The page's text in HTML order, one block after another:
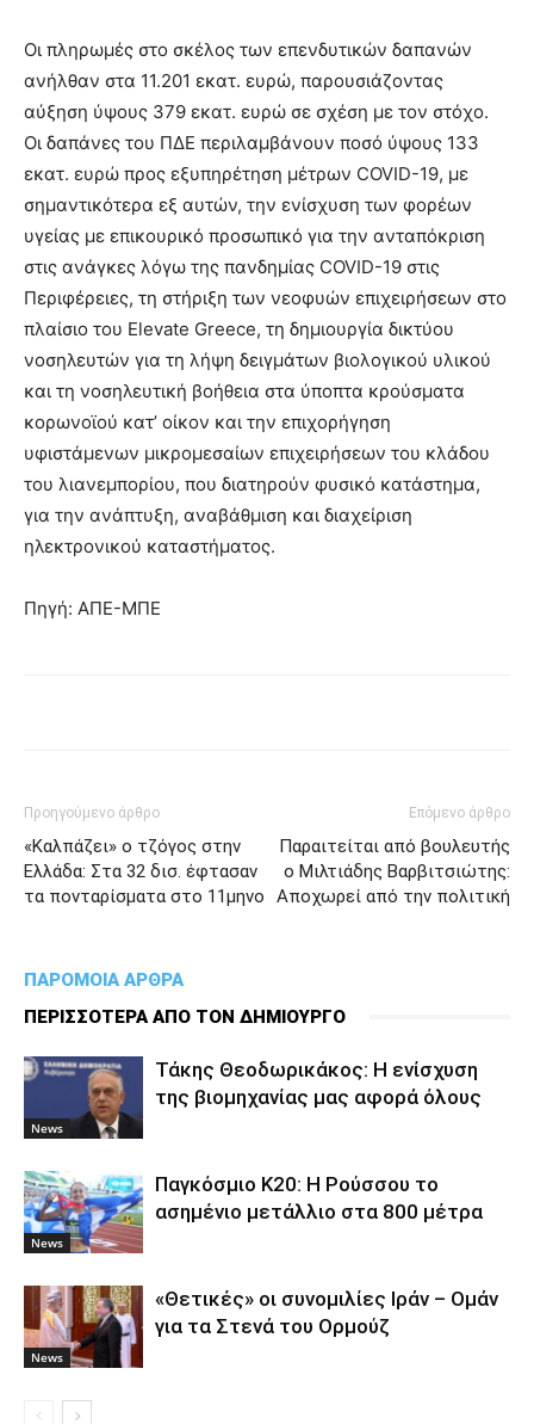
Οι πληρωμές στο σκέλος των επενδυτικών δαπανών
ανήλθαν στα 11.201 εκατ. ευρώ, παρουσιάζοντας
αύξηση ύψους 379 εκατ. ευρώ σε σχέση με τον στόχο.
Οι δαπάνες του ΠΔΕ περιλαμβάνουν ποσό ύψους 133
εκατ. ευρώ προς εξυπηρέτηση μέτρων COVID-19, με
σημαντικότερα εξ αυτών, την ενίσχυση των φορέων
υγείας με επικουρικό προσωπικό για την ανταπόκριση
στις ανάγκες λόγω της πανδημίας COVID-19 στις
Περιφέρειες, τη στήριξη των νεοφυών επιχειρήσεων στο
πλαίσιο του Elevate Greece, τη δημιουργία δικτύου
νοσηλευτών για τη λήψη δειγμάτων βιολογικού υλικού
και τη νοσηλευτική βοήθεια στα ύποπτα κρούσματα
κορωνοϊού κατ’ οίκον και την επιχορήγηση
υφιστάμενων μικρομεσαίων επιχειρήσεων του κλάδου
του λιανεμπορίου, που διατηρούν φυσικό κατάστημα,
για την ανάπτυξη, αναβάθμιση και διαχείριση
ηλεκτρονικού καταστήματος.
Πηγή: ΑΠΕ-ΜΠΕ
Προηγούμενο άρθρο
«Καλπάζει» ο τζόγος στην
Ελλάδα: Στα 32 δισ. έφτασαν
τα πονταρίσματα στο 11μηνο
Επόμενο άρθρο
Παραιτείται από βουλευτής
ο Μιλτιάδης Βαρβιτσιώτης:
Αποχωρεί από την πολιτική
ΠΑΡΟΜΟΙΑ ΑΡΘΡΑ
ΠΕΡΙΣΣΟΤΕΡΑ ΑΠΟ ΤΟΝ ΔΗΜΙΟΥΡΓΟ
News
Τάκης Θεοδωρικάκος: Η ενίσχυση
της βιομηχανίας μας αφορά όλους
News
Παγκόσμιο Κ20: Η Ρούσσου το
ασημένιο μετάλλιο στα 800 μέτρα
News
«Θετικές» οι συνομιλίες Ιράν – Ομάν
για τα Στενά του Ορμούζ